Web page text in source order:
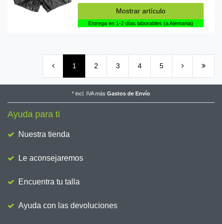
Mostrar artículo
Entrega en 1-2 días laborables (a Alemania)
1 2 3 4 5
* incl. IVAmás Gastos de Envío
Ayuda para ti
Nuestra tienda
Le aconsejaremos
Encuentra tu talla
Ayuda con las devoluciones